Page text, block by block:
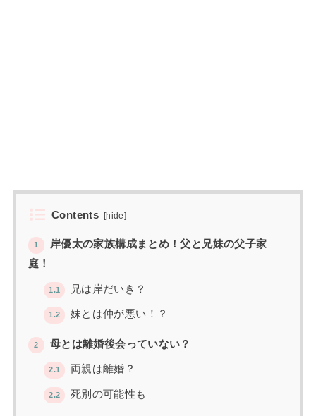
Contents [hide]
1
岸優太の家族構成まとめ！父と兄妹の父子家
庭！
1.1 兄は岸だいき？
1.2 妹とは仲が悪い！？
2 母とは離婚後会っていない？
2.1 両親は離婚？
2.2 死別の可能性も